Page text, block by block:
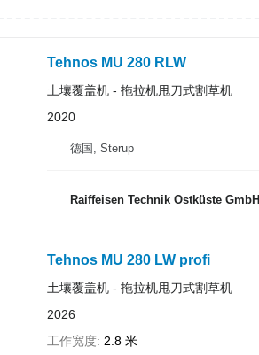
Tehnos MU 280 RLW
土壤覆盖机 - 拖拉机甩刀式割草机
2020
德国, Sterup
Raiffeisen Technik Ostküste GmbH
Tehnos MU 280 LW profi
土壤覆盖机 - 拖拉机甩刀式割草机
2026
工作宽度 2.8 米